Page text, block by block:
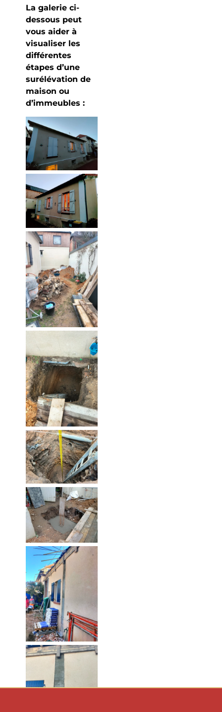
La galerie ci-
dessous peut
vous aider à
visualiser les
différentes
étapes d’une
surélévation de
maison ou
d’immeubles :